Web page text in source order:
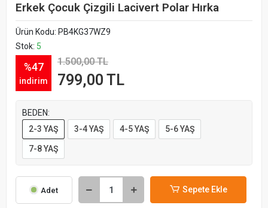
Erkek Çocuk Çizgili Lacivert Polar Hırka
Ürün Kodu: PB4KG37WZ9
Stok: 5
%47
indirim
1.500,00 TL
799,00 TL
BEDEN:
2-3 YAŞ
3-4 YAŞ 4-5 YAŞ 5-6 YAŞ
7-8 YAŞ
Adet Sepete Ekle